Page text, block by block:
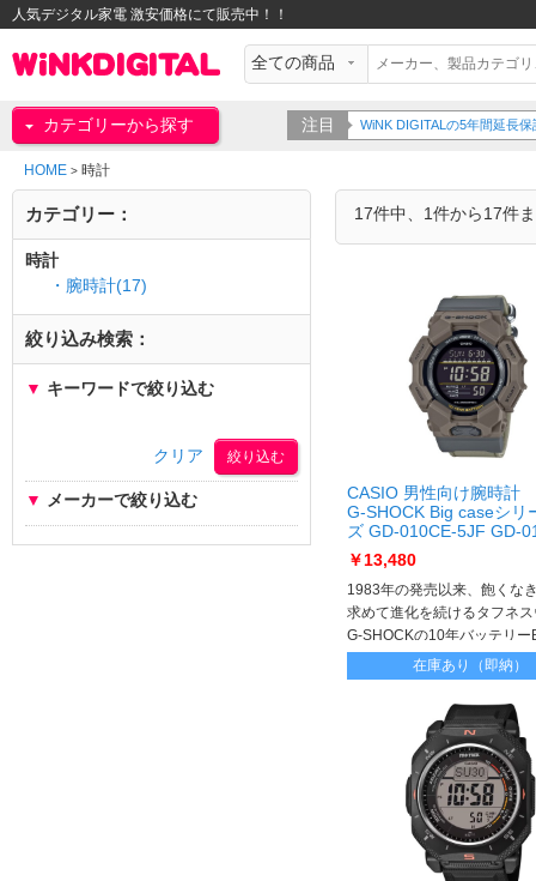
人気デジタル家電 激安価格にて販売中！！
カテゴリーから探す 注目 WiNK DIGITALの5年間延長
HOME > 時計
17件中、1件から17件
CASIO 男性向け腕時計
G-SHOCK Big caseシリ
ズ GD-010CE-5JF GD-
5JF
￥13,480
1983年の発売以来、飽くな
求めて進化を続けるタフネ
G-SHOCKの10年バッテリー
シリーズ 自然志向のライフ
を彩るモデル
在庫あり（即納）
カテゴリー：
時計
・腕時計(17)
絞り込み検索：
▼ キーワードで絞り込む
クリア
▼ メーカーで絞り込む